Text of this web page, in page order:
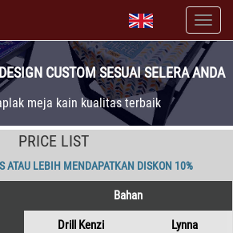
CUSTOM SESUAI SELERA ANDA
meja kain kualitas terbaik
PRICE LIST
ATAU LEBIH MENDAPATKAN DISKON 10%
Bahan
Drill Kenzi Lynna